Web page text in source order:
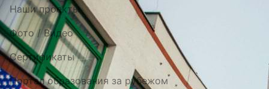
Наши проекты
Фото / Видео
Cертификаты
Портал образования за рубежом